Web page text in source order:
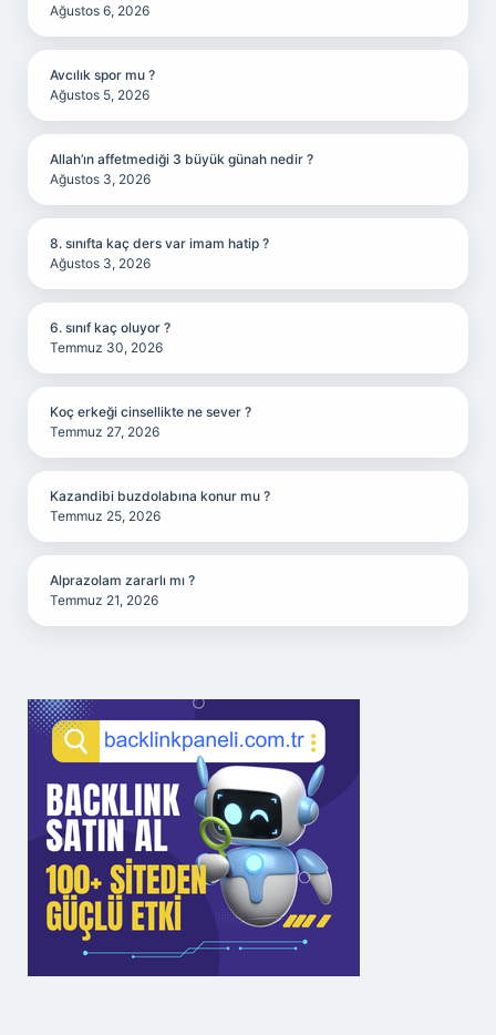
Ağustos 6, 2026
Avcılık spor mu ?
Ağustos 5, 2026
Allah’ın affetmediği 3 büyük günah nedir ?
Ağustos 3, 2026
8. sınıfta kaç ders var imam hatip ?
Ağustos 3, 2026
6. sınıf kaç oluyor ?
Temmuz 30, 2026
Koç erkeği cinsellikte ne sever ?
Temmuz 27, 2026
Kazandibi buzdolabına konur mu ?
Temmuz 25, 2026
Alprazolam zararlı mı ?
Temmuz 21, 2026